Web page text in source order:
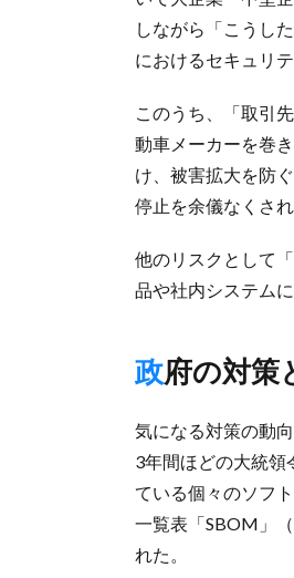
しながら「こうし
におけるセキュリ
このうち、「取引
動車メーカーを巻
け、被害拡大を防
停止を余儀なくされ
他のリスクとして
品や社内システム
政府の対
気になる対策の動
3年間ほどの大統領
ている個々のソフ
一覧表「SBOM」
れた。